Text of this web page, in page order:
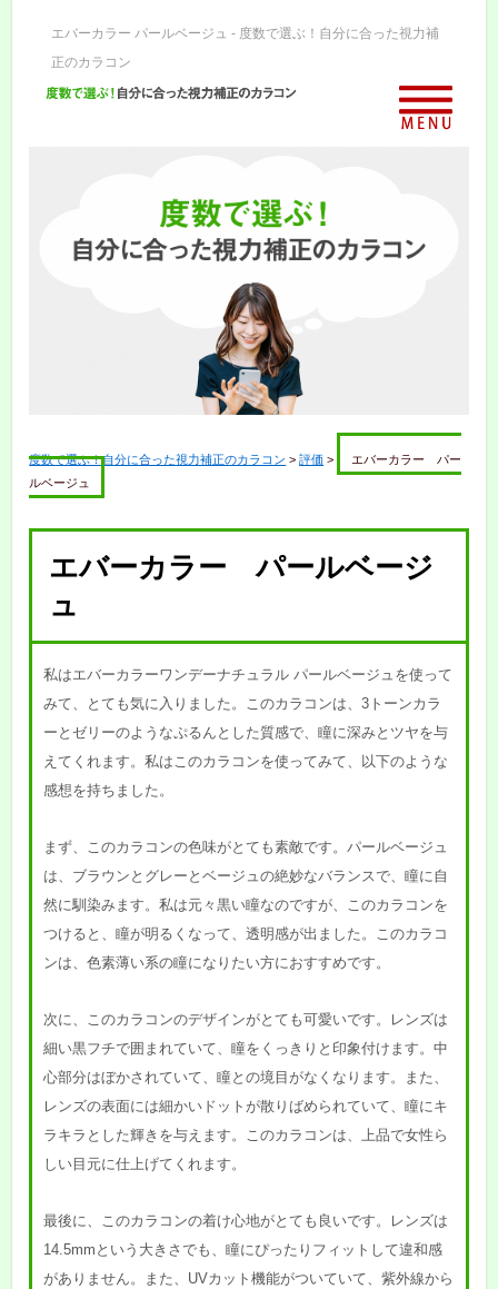
エバーカラー パールベージュ - 度数で選ぶ！自分に合った視力補
正のカラコン
度数で選ぶ！自分に合った視力補正のカラコン >評価 >
エバーカラー パー
ルベージュ
エバーカラー パールベージ
ュ
私はエバーカラーワンデーナチュラル パールベージュを使って
みて、とても気に入りました。このカラコンは、3トーンカラ
ーとゼリーのようなぷるんとした質感で、瞳に深みとツヤを与
えてくれます。私はこのカラコンを使ってみて、以下のような
感想を持ちました。
まず、このカラコンの色味がとても素敵です。パールベージュ
は、ブラウンとグレーとベージュの絶妙なバランスで、瞳に自
然に馴染みます。私は元々黒い瞳なのですが、このカラコンを
つけると、瞳が明るくなって、透明感が出ました。このカラコ
ンは、色素薄い系の瞳になりたい方におすすめです。
次に、このカラコンのデザインがとても可愛いです。レンズは
細い黒フチで囲まれていて、瞳をくっきりと印象付けます。中
心部分はぼかされていて、瞳との境目がなくなります。また、
レンズの表面には細かいドットが散りばめられていて、瞳にキ
ラキラとした輝きを与えます。このカラコンは、上品で女性ら
しい目元に仕上げてくれます。
最後に、このカラコンの着け心地がとても良いです。レンズは
14.5mmという大きさでも、瞳にぴったりフィットして違和感
がありません。また、UVカット機能がついていて、紫外線から